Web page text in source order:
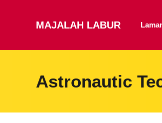
MAJALAH LABUR
Astronautic